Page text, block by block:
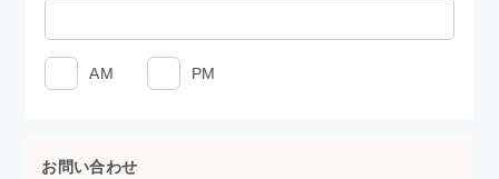
AM PM
お問い合わせ